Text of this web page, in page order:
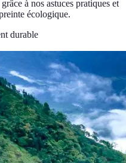
à nos astuces pratiques et
écologique.
durable